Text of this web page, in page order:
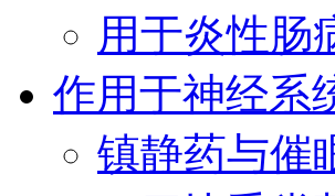
用于炎性肠
作用于神经系
镇静药与催